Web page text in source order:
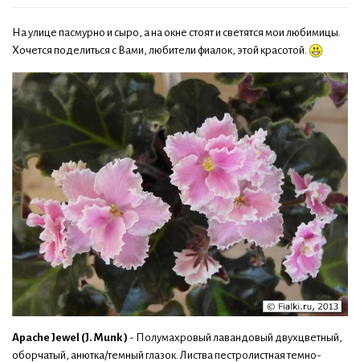
На улице пасмурно и сыро, а на окне стоят и светятся мои любимицы.
Хочется поделиться с Вами, любители фиалок, этой красотой.
Apache Jewel (J. Munk ) - Полумахровый лавандовый двухцветный,
оборчатый, анютка/темный глазок. Листва пестролистная темно-